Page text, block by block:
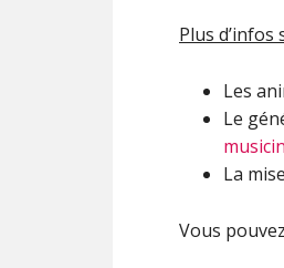
Plus d’infos
Les
Le
La
Vous